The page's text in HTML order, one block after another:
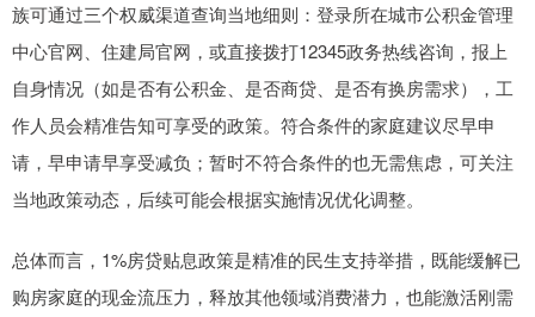
族可通过三个权威渠道查询当地细则：登录所在城市公积金管理
中心官网、住建局官网，或直接拨打12345政务热线咨询，报上
自身情况（如是否有公积金、是否商贷、是否有换房需求），工
作人员会精准告知可享受的政策。符合条件的家庭建议尽早申
请，早申请早享受减负；暂时不符合条件的也无需焦虑，可关注
当地政策动态，后续可能会根据实施情况优化调整。
总体而言，1%房贷贴息政策是精准的民生支持举措，既能缓解已
购房家庭的现金流压力，释放其他领域消费潜力，也能激活刚需